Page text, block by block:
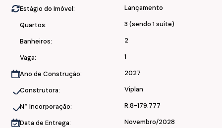
• Piso laminado resistente a água em todo o apartamento
• Rebaixo de gesso em todo o apartamento
• Portas brancas com borracha de vedação acústica
• Possibilidade para fogão ilha
• Preparação para Split's em todos os cômodos
• Personalização de acabamentos
Áreas de lazer:
Estágio do Imóvel: Lançamento
Quartos: 3 (sendo 1 suíte)
Banheiros: 2
Vaga: 1
Ano de Construção: 2027
Construtora: Viplan
Nº Incorporação: R.8-179.777
Data de Entrega: Novembro/2028